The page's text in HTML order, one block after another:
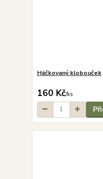
Háčkovaný klobouček
160 Kč/ks